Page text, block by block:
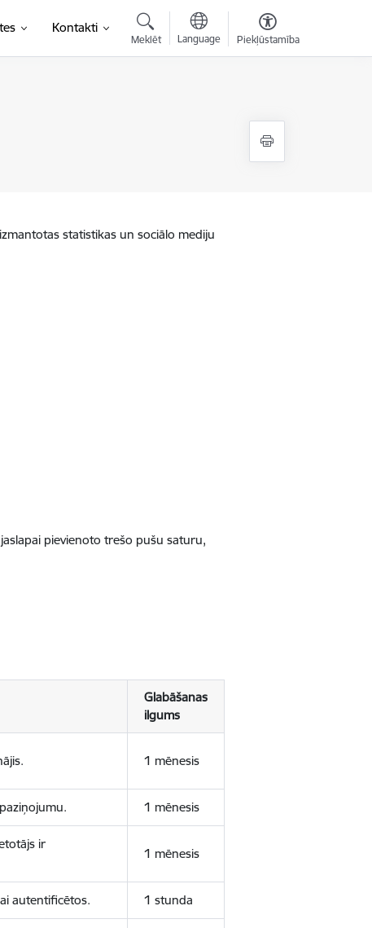
Kontakti
Meklēt Language Piekļūstamība
statistikas un sociālo mediju
pievienoto trešo pušu saturu,
Glabāšanas
ilgums
1 mēnesis
1 mēnesis
ir
1 mēnesis
autentificētos. 1 stunda